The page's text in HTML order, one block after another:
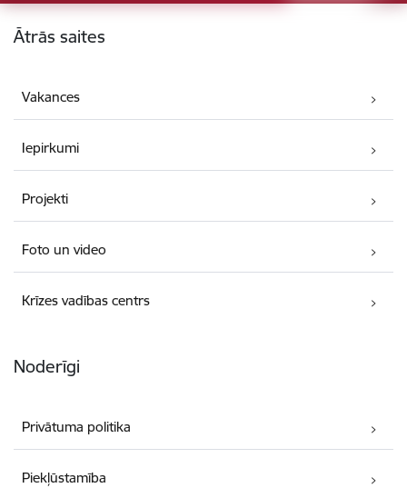
Kājene
Ātrās saites
Vakances
Iepirkumi
Projekti
Foto un video
Krīzes vadības centrs
Noderīgi
Privātuma politika
Piekļūstamība